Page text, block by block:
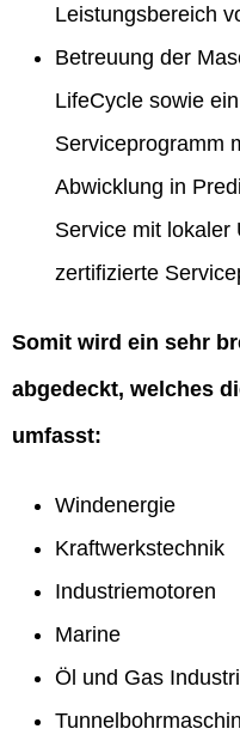
Leistungsbereich
Betreuung der
LifeCycle sowie
Serviceprogramm
Abwicklung in
Service mit lokaler
zertifizierte
Somit wird ein sehr
abgedeckt, welches
umfasst:
Windenergie
Kraftwerkstechnik
Industriemotoren
Marine
Öl und Gas